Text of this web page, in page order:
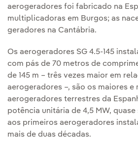
aerogeradores foi fabricado na
multiplicadoras em Burgos; as
geradores na Cantábria.
Os aerogeradores SG 4.5-145
com pás de 70 metros de
de 145 m – três vezes maior em
aerogeradores –, são os maiores e
aerogeradores terrestres da
potência unitária de 4,5 MW,
aos primeiros aerogeradores
mais de duas décadas.